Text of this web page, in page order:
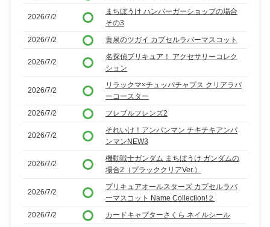
2026/7/2
まちぼうけ ハンバーガーショップの場合
その3
2026/7/2
黄泉のツガイ カプセルラバーマスコット
2026/7/2
名探偵プリキュア！ アクセサリーコレク
ション
2026/7/2
リラックマ×チュッパチャプス クリアラバ
ーコースター
2026/7/2
フレブルフレンズ2
2026/7/2
それいけ！アンパンマン チキチキアンパ
ンマンNEW3
2026/7/2
機動戦士ガンダム まちぼうけ ガンダムの
場合2（ブラッククリアVer.）
2026/7/2
プリキュアオールスターズ カプセルラバ
ーマスコット Name Collection!２
2026/7/2
カードキャプターさくら ネイルシール